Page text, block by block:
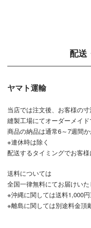
配送
ヤマト運輸
当店では注文後、お客様の寸
縫製工場にてオーダーメイド
商品の納品は通常6～7週間か
※連休時は除く
配送するタイミングでお客様
送料については
全国一律無料にてお届けいた
※沖縄に関しては送料1,000円
※離島に関しては別途料金頂